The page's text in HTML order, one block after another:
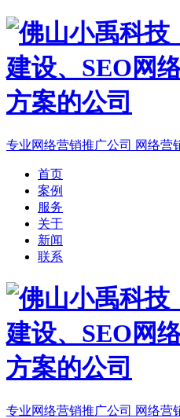
专业网络营销推广公司 网络营
首页
案例
服务
关于
新闻
联系
专业网络营销推广公司 网络营